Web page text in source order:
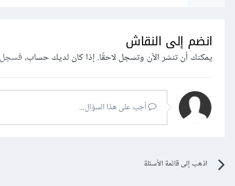
انضم إلى النقاش
يمكنك أن تنشر الآن وتسجل لاحقًا. إذا كان لديك حساب،فسجل
أجب على هذا السؤال...
اذهب إلى قائمة الأسئلة